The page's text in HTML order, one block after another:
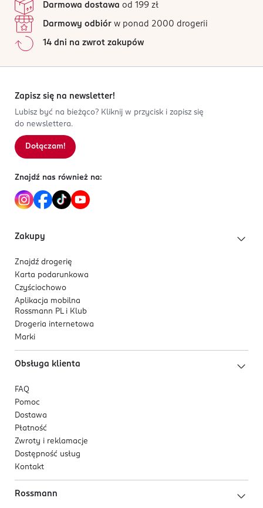
Darmowa dostawa od 199 zł
Darmowy odbiór w ponad 2000 drogerii
14 dni na zwrot zakupów
Zapisz się na newsletter!
Lubisz być na bieżąco? Kliknij w przycisk i zapisz się
do newslettera.
Dołączam!
Znajdź nas również na:
Zakupy
Znajdź drogerię
Karta podarunkowa
Czyściochowo
Aplikacja mobilna
Rossmann PL i Klub
Drogeria internetowa
Marki
Obsługa klienta
FAQ
Pomoc
Dostawa
Płatność
Zwroty i reklamacje
Dostępność usług
Kontakt
Rossmann